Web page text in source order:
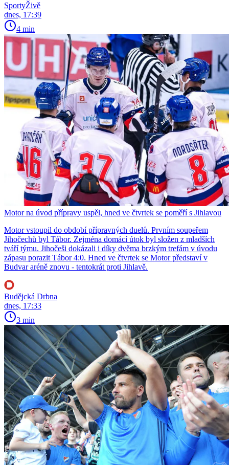
SportyŽivě
dnes, 17:39
4 min
Motor na úvod přípravy uspěl, hned ve čtvrtek se poměří s Jihlavou
Motor vstoupil do období přípravných duelů. Prvním soupeřem
Jihočechů byl Tábor. Zejména domácí útok byl složen z mladších
tváří týmu. Jihočeši dokázali i díky dvěma brzkým trefám v úvodu
zápasu porazit Tábor 4:0. Hned ve čtvrtek se Motor představí v
Budvar aréně znovu - tentokrát proti Jihlavě.
Budějcká Drbna
dnes, 17:33
3 min